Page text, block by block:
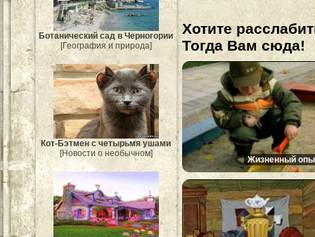
Ботанический сад в Черногории
[География и природа]
Кот-Бэтмен с четырьмя ушами
[Новости о необычном]
Хотите
Тогда Вам сюда!
Жизненный